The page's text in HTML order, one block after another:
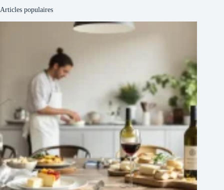
Articles populaires